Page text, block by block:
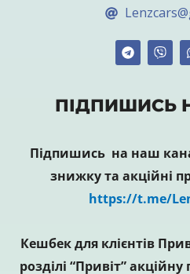
ПІДПИШИСЬ
Підпишись на наш
знижку та акційні
https://t.me/
Кешбек для клієнтів
розділі “Привіт”